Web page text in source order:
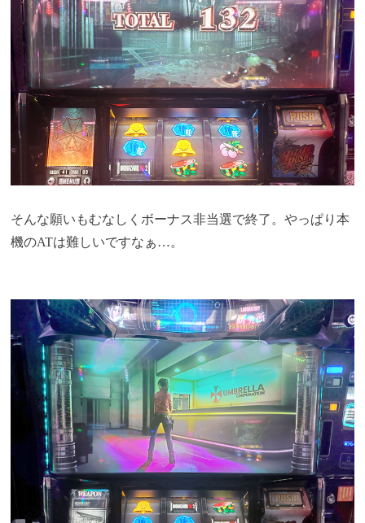
そんな願いもむなしくボーナス非当選で終了。やっぱり本
機のATは難しいですなぁ…。